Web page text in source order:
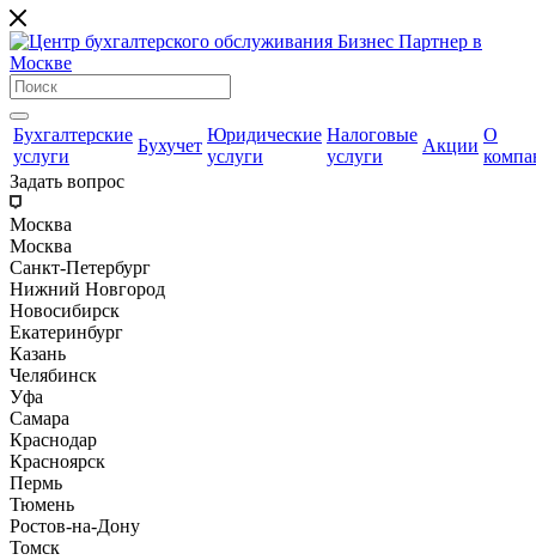
Бухгалтерские
услуги
Бухучет
Юридические
услуги
Налоговые
услуги
Акции
О
Задать вопрос
Москва
Москва
Санкт-Петербург
Нижний Новгород
Новосибирск
Екатеринбург
Казань
Челябинск
Уфа
Самара
Краснодар
Красноярск
Пермь
Тюмень
Ростов-на-Дону
Томск